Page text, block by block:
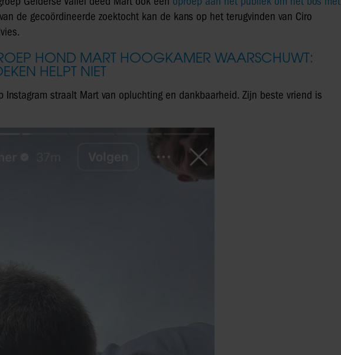
de gecoördineerde zoektocht kan de kans op het terugvinden van Ciro
HOND MART HOOGKAMER WAARSCHUWT:
HELPT NIET
Instagram straalt Mart van opluchting en dankbaarheid. Zijn beste vriend is